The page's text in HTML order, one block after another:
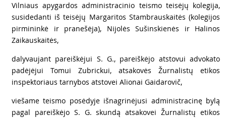
Vilniaus apygardos administracinio teismo teisėjų kolegija,
susidedanti iš teisėjų Margaritos Stambrauskaitės (kolegijos
pirmininkė ir pranešėja), Nijolės Sušinskienės ir Halinos
Zaikauskaitės,
dalyvaujant pareiškėjui S. G., pareiškėjo atstovui advokato
padėjėjui Tomui Zubrickui, atsakovės Žurnalistų etikos
inspektoriaus tarnybos atstovei Alionai Gaidarovič,
viešame teismo posėdyje išnagrinėjusi administracinę bylą
pagal pareiškėjo S. G. skundą atsakovei Žurnalistų etikos